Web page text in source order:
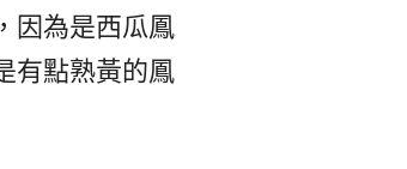
因為是西瓜鳳
有點熟黃的鳳